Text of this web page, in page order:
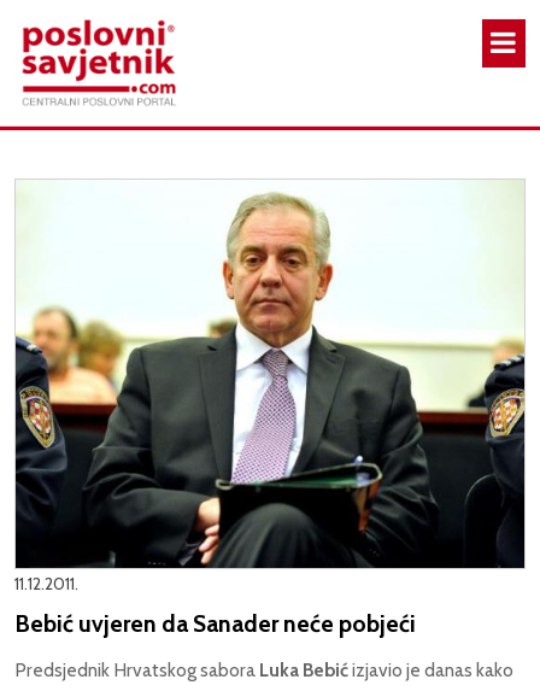
11.12.2011.
Bebić uvjeren da Sanader neće pobjeći
Predsjednik Hrvatskog sabora Luka Bebićizjavio je danas kako